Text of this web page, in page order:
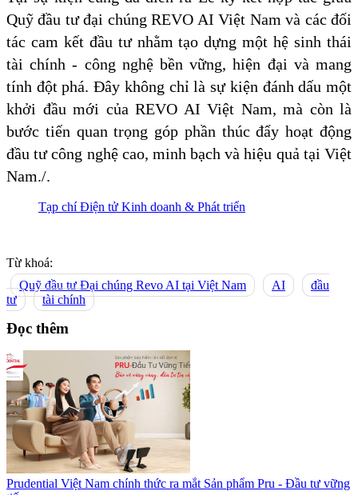
Quỹ đầu tư đại chúng REVO AI Việt Nam và các đối
tác cam kết đầu tư nhằm tạo dựng một hệ sinh thái
tài chính - công nghệ bền vững, hiện đại và mang
tính đột phá. Đây không chỉ là sự kiện đánh dấu một
khởi đầu mới của REVO AI Việt Nam, mà còn là
bước tiến quan trọng góp phần thúc đẩy hoạt động
đầu tư công nghệ cao, minh bạch và hiệu quả tại Việt
Nam./.
Tạp chí Điện tử Kinh doanh & Phát triển
Từ khoá:
Quỹ đầu tư Đại chúng Revo AI tại Việt Nam
AI
đầu
tư
tài chính
Đọc thêm
Prudential Việt Nam chính thức ra mắt Sản phẩm Pru - Đầu tư vững